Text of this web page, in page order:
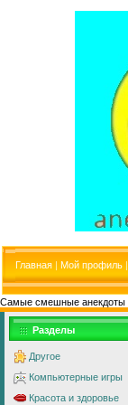
Главная | Мой профиль |
Самые смешные анекдоты
Разделы
Другое
Компьютерные игры
Красота и здоровье